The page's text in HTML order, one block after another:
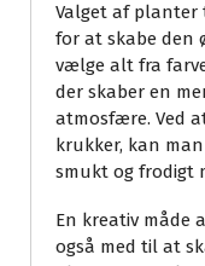
Valget af
for at skabe den
vælge alt fra
der skaber en
atmosfære. Ved
krukker, kan
smukt og frodigt
En kreativ måde
også med til at